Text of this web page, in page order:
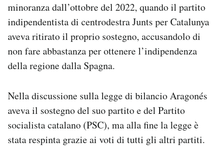
minoranza dall’ottobre del 2022, quando il partito
indipendentista di centrodestra Junts per Catalunya
aveva ritirato il proprio sostegno, accusandolo di
non fare abbastanza per ottenere l’indipendenza
della regione dalla Spagna.
Nella discussione sulla legge di bilancio Aragonés
aveva il sostegno del suo partito e del Partito
socialista catalano (PSC), ma alla fine la legge è
stata respinta grazie ai voti di tutti gli altri partiti.